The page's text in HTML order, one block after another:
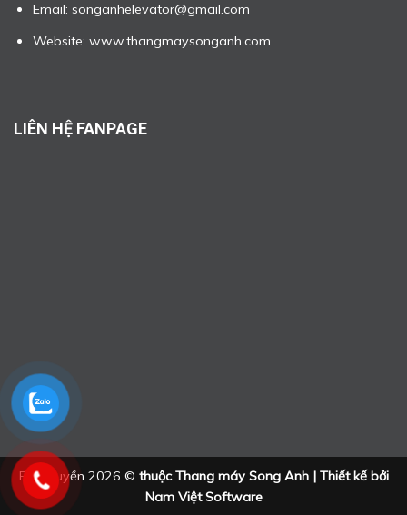
Email: songanhelevator@gmail.com
Website: www.thangmaysonganh.com
LIÊN HỆ FANPAGE
Bản quyền 2026 © thuộc Thang máy Song Anh | Thiết kế bởi
Nam Việt Software